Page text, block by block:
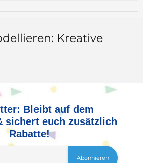
Bleibt auf dem
sichert euch zusätzlich
Rabatte!
Abonnieren